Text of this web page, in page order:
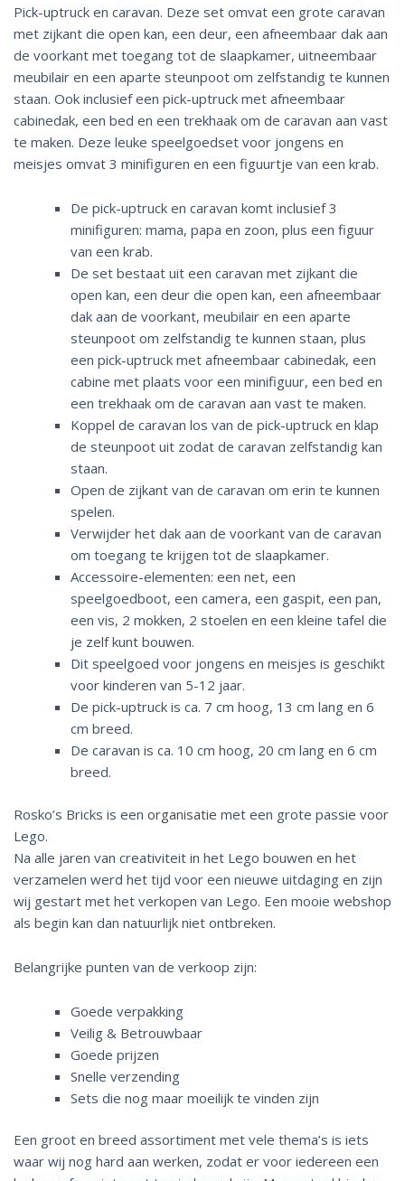
Pick-uptruck en caravan. Deze set omvat een grote caravan
met zijkant die open kan, een deur, een afneembaar dak aan
de voorkant met toegang tot de slaapkamer, uitneembaar
meubilair en een aparte steunpoot om zelfstandig te kunnen
staan. Ook inclusief een pick-uptruck met afneembaar
cabinedak, een bed en een trekhaak om de caravan aan vast
te maken. Deze leuke speelgoedset voor jongens en
meisjes omvat 3 minifiguren en een figuurtje van een krab.
De pick-uptruck en caravan komt inclusief 3
minifiguren: mama, papa en zoon, plus een figuur
van een krab.
De set bestaat uit een caravan met zijkant die
open kan, een deur die open kan, een afneembaar
dak aan de voorkant, meubilair en een aparte
steunpoot om zelfstandig te kunnen staan, plus
een pick-uptruck met afneembaar cabinedak, een
cabine met plaats voor een minifiguur, een bed en
een trekhaak om de caravan aan vast te maken.
Koppel de caravan los van de pick-uptruck en klap
de steunpoot uit zodat de caravan zelfstandig kan
staan.
Open de zijkant van de caravan om erin te kunnen
spelen.
Verwijder het dak aan de voorkant van de caravan
om toegang te krijgen tot de slaapkamer.
Accessoire-elementen: een net, een
speelgoedboot, een camera, een gaspit, een pan,
een vis, 2 mokken, 2 stoelen en een kleine tafel die
je zelf kunt bouwen.
Dit speelgoed voor jongens en meisjes is geschikt
voor kinderen van 5-12 jaar.
De pick-uptruck is ca. 7 cm hoog, 13 cm lang en 6
cm breed.
De caravan is ca. 10 cm hoog, 20 cm lang en 6 cm
breed.
Rosko’s Bricks is een organisatie met een grote passie voor
Lego.
Na alle jaren van creativiteit in het Lego bouwen en het
verzamelen werd het tijd voor een nieuwe uitdaging en zijn
wij gestart met het verkopen van Lego. Een mooie webshop
als begin kan dan natuurlijk niet ontbreken.
Belangrijke punten van de verkoop zijn:
Goede verpakking
Veilig & Betrouwbaar
Goede prijzen
Snelle verzending
Sets die nog maar moeilijk te vinden zijn
Een groot en breed assortiment met vele thema’s is iets
waar wij nog hard aan werken, zodat er voor iedereen een